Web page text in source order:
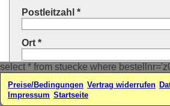
select * from stuecke where
Postleitzahl *
Ort *
Land * (auswählen oder
Ihre E-Mail-Adresse*
Preise/Bedingungen Vertrag widerrufen
Impressum Startseite